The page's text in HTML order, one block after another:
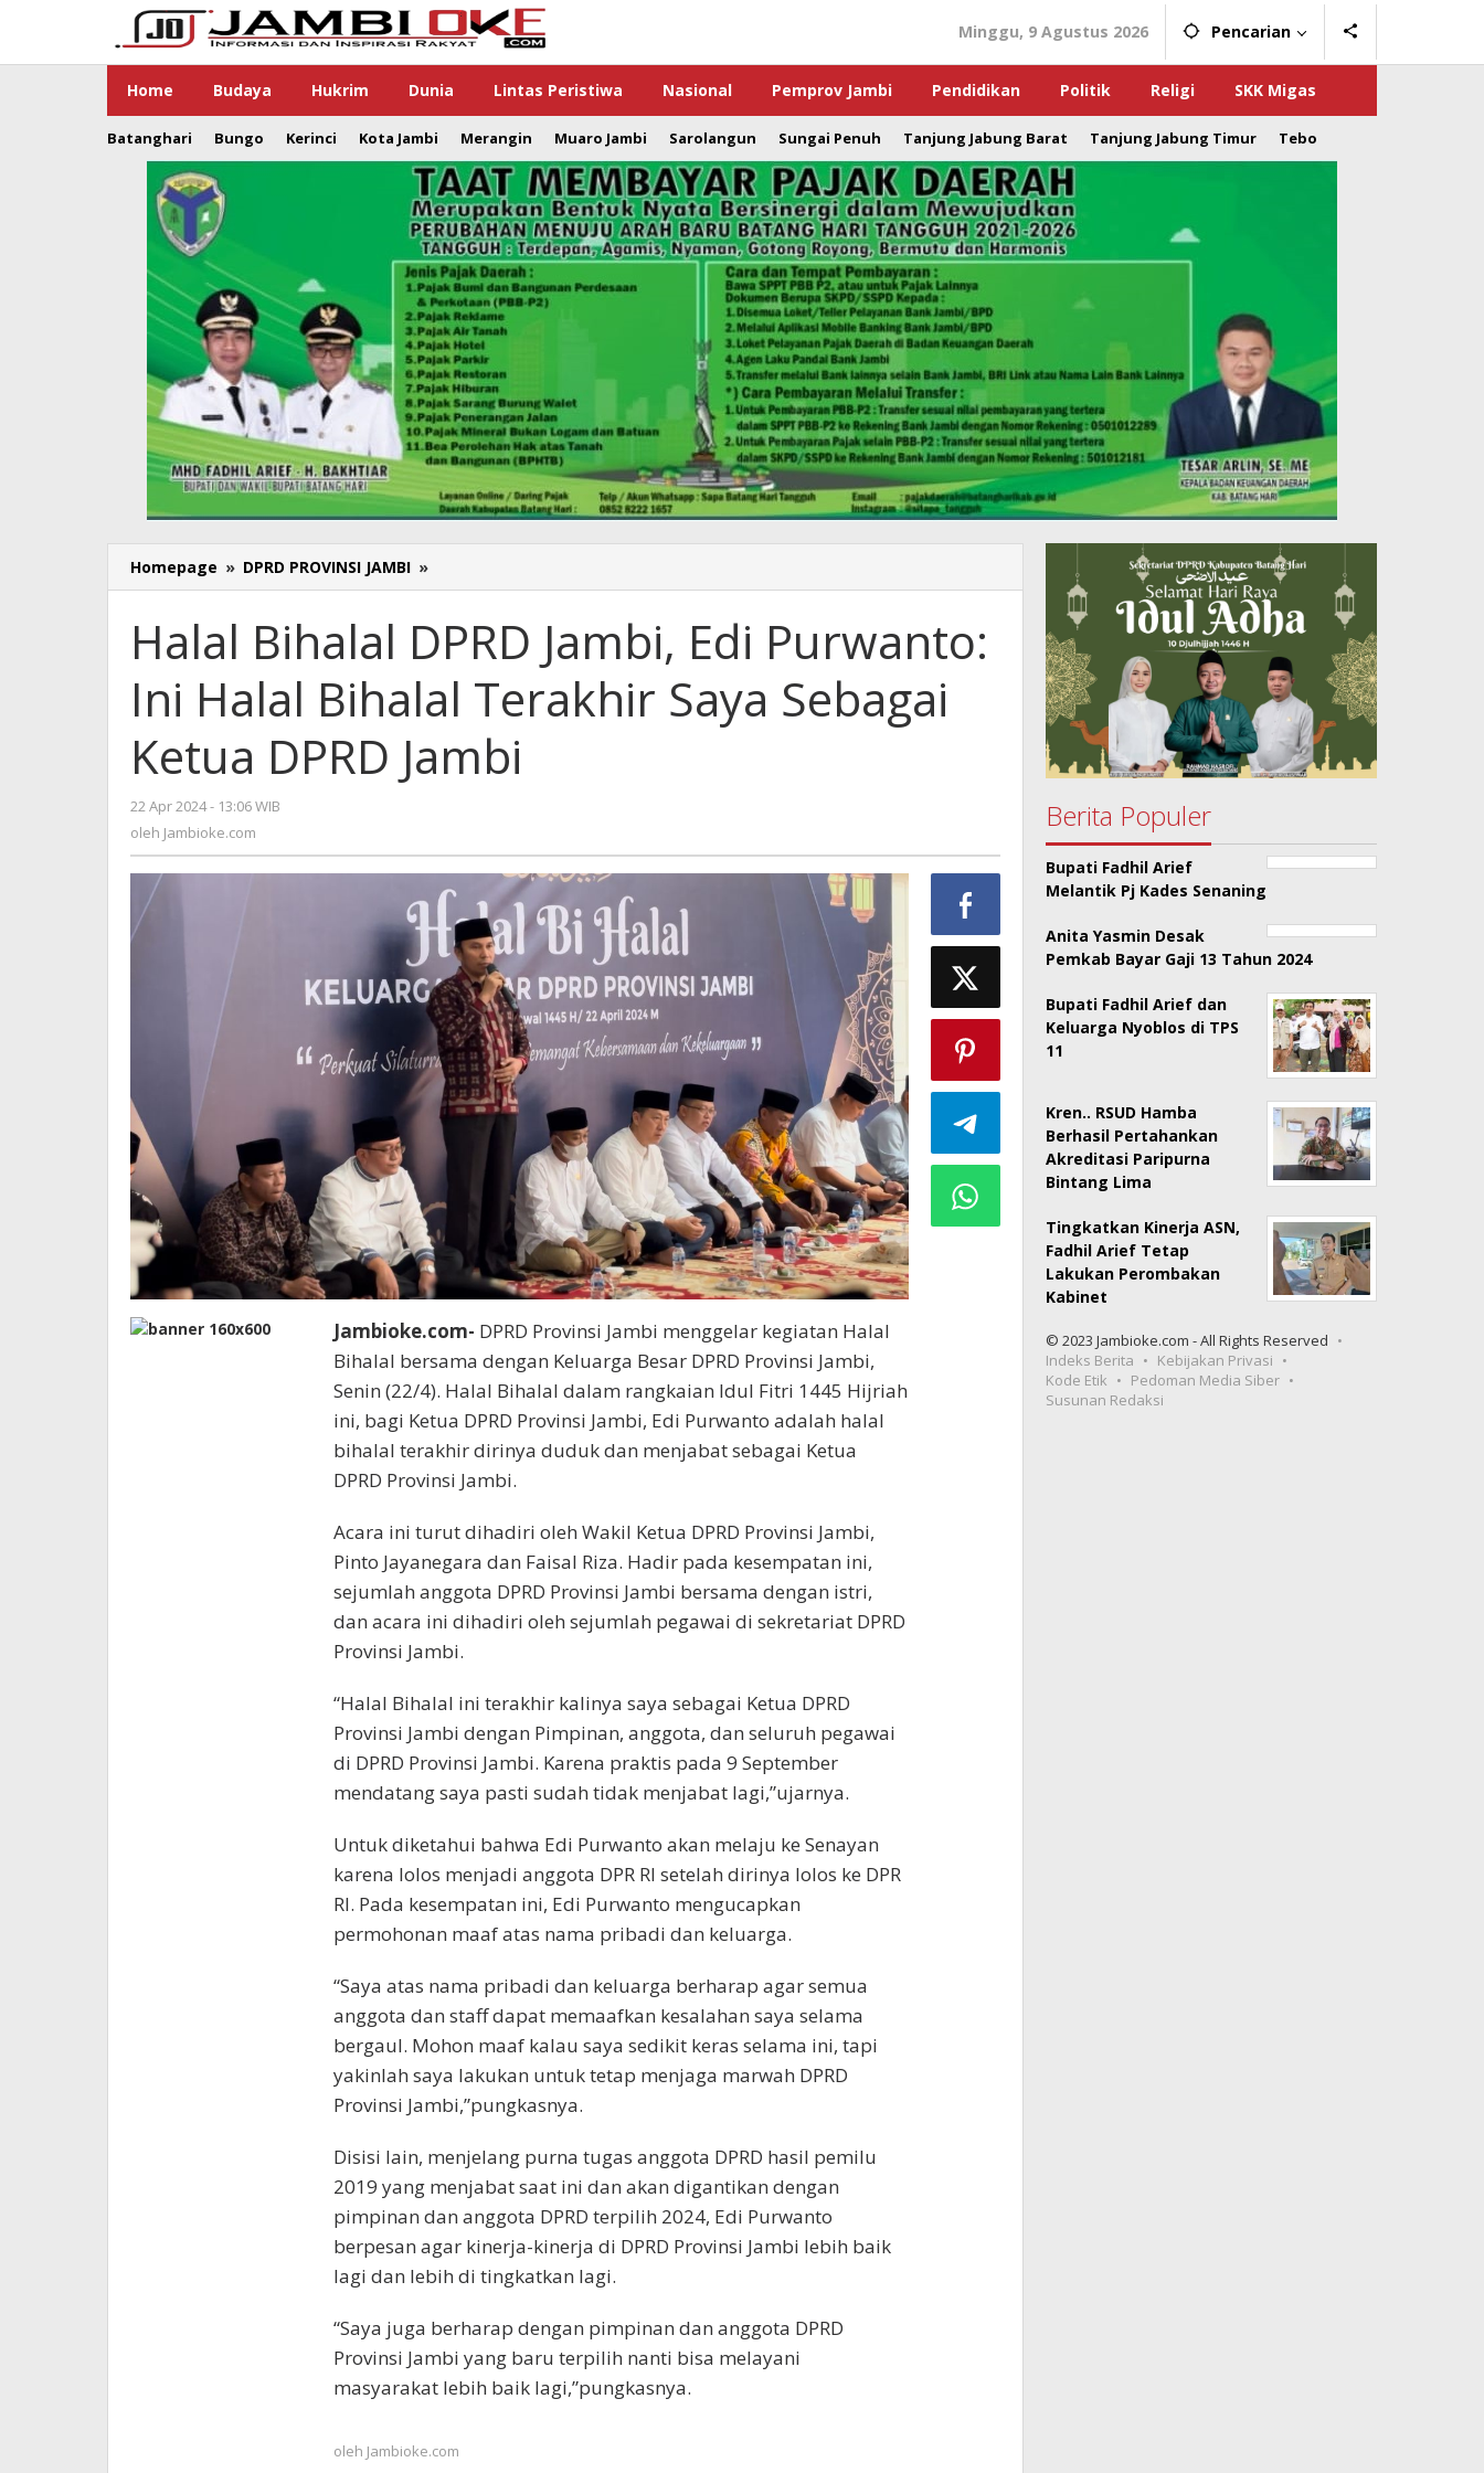
Minggu, 9 Agustus 2026 Pencarian
Home Budaya Hukrim Dunia Lintas Peristiwa Nasional Pemprov Jambi Pendidikan Politik Religi SKK Migas
Batanghari Bungo Kerinci Kota Jambi Merangin Muaro Jambi Sarolangun Sungai Penuh Tanjung Jabung Barat Tanjung Jabung Timur Tebo
Homepage » DPRD PROVINSI JAMBI »
Bihalal
Jambi,
Edi
Purwanto:
Ini
Bihalal
Terakhir
DPRD
Jambi
Halal Bihalal DPRD Jambi, Edi Purwanto:
Ini Halal Bihalal Terakhir Saya Sebagai
Ketua DPRD Jambi
22 Apr 2024 - 13:06 WIB
oleh Jambioke.com
Jambioke.com- DPRD Provinsi Jambi menggelar kegiatan Halal
Bihalal bersama dengan Keluarga Besar DPRD Provinsi Jambi,
Senin (22/4). Halal Bihalal dalam rangkaian Idul Fitri 1445 Hijriah
ini, bagi Ketua DPRD Provinsi Jambi, Edi Purwanto adalah halal
bihalal terakhir dirinya duduk dan menjabat sebagai Ketua
DPRD Provinsi Jambi.
Acara ini turut dihadiri oleh Wakil Ketua DPRD Provinsi Jambi,
Pinto Jayanegara dan Faisal Riza. Hadir pada kesempatan ini,
sejumlah anggota DPRD Provinsi Jambi bersama dengan istri,
dan acara ini dihadiri oleh sejumlah pegawai di sekretariat DPRD
Provinsi Jambi.
“Halal Bihalal ini terakhir kalinya saya sebagai Ketua DPRD
Provinsi Jambi dengan Pimpinan, anggota, dan seluruh pegawai
di DPRD Provinsi Jambi. Karena praktis pada 9 September
mendatang saya pasti sudah tidak menjabat lagi,”ujarnya.
Untuk diketahui bahwa Edi Purwanto akan melaju ke Senayan
karena lolos menjadi anggota DPR RI setelah dirinya lolos ke DPR
RI. Pada kesempatan ini, Edi Purwanto mengucapkan
permohonan maaf atas nama pribadi dan keluarga.
“Saya atas nama pribadi dan keluarga berharap agar semua
anggota dan staff dapat memaafkan kesalahan saya selama
bergaul. Mohon maaf kalau saya sedikit keras selama ini, tapi
yakinlah saya lakukan untuk tetap menjaga marwah DPRD
Provinsi Jambi,”pungkasnya.
Disisi lain, menjelang purna tugas anggota DPRD hasil pemilu
2019 yang menjabat saat ini dan akan digantikan dengan
pimpinan dan anggota DPRD terpilih 2024, Edi Purwanto
berpesan agar kinerja-kinerja di DPRD Provinsi Jambi lebih baik
lagi dan lebih di tingkatkan lagi.
“Saya juga berharap dengan pimpinan dan anggota DPRD
Provinsi Jambi yang baru terpilih nanti bisa melayani
masyarakat lebih baik lagi,”pungkasnya.
oleh Jambioke.com
Berita Populer
Bupati Fadhil Arief
Melantik Pj Kades Senaning
Anita Yasmin Desak
Pemkab Bayar Gaji 13 Tahun 2024
Bupati Fadhil Arief dan
Keluarga Nyoblos di TPS
11
Kren.. RSUD Hamba
Berhasil Pertahankan
Akreditasi Paripurna
Bintang Lima
Tingkatkan Kinerja ASN,
Fadhil Arief Tetap
Lakukan Perombakan
Kabinet
© 2023 Jambioke.com - All Rights Reserved
Indeks Berita
Kebijakan Privasi
Kode Etik
Pedoman Media Siber
Susunan Redaksi